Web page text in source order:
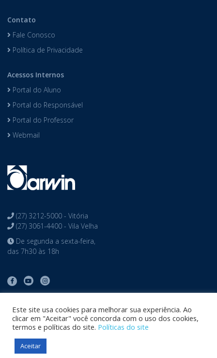
Contato
Acessos Internos
Portal do Aluno
Portal do Responsável
Webmail
(27) 3212-5000 - Vitória
das 7h30 às 18h
Este site usa cookies para melhorar sua experiência. Ao
clicar em "Aceitar" você concorda com o uso dos cookies,
termos e políticas do site. Políticas do site
Aceitar